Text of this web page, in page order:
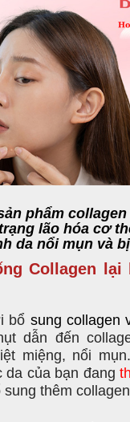
phẩm
lão hóa cơ
da nổi mụn và
Collagen lại
bổ sung collagen
dẫn đến
miệng, nổi
của bạn đang
thêm